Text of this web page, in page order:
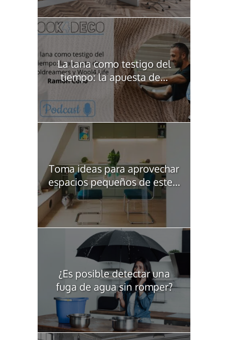
La lana como testigo del
tiempo: la apuesta de...
Toma ideas para aprovechar
espacios pequeños de este...
¿Es posible detectar una
fuga de agua sin romper?